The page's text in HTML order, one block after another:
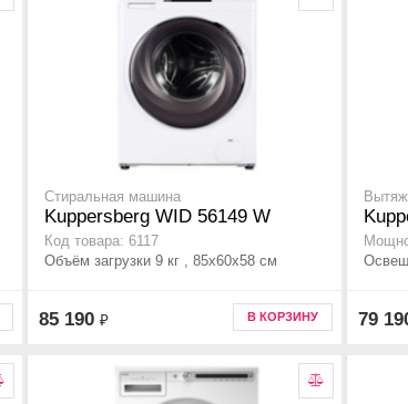
Стиральная машина
Kuppersberg WID 56149 W
Код товара: 6117
Объём загрузки 9 кг , 85x60x58 см
85 190 ₽ В КОРЗИНУ 79